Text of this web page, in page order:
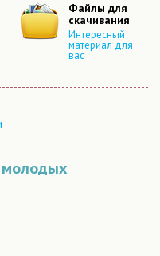
Файлы для
скачивания
Интересный
материал для
вас